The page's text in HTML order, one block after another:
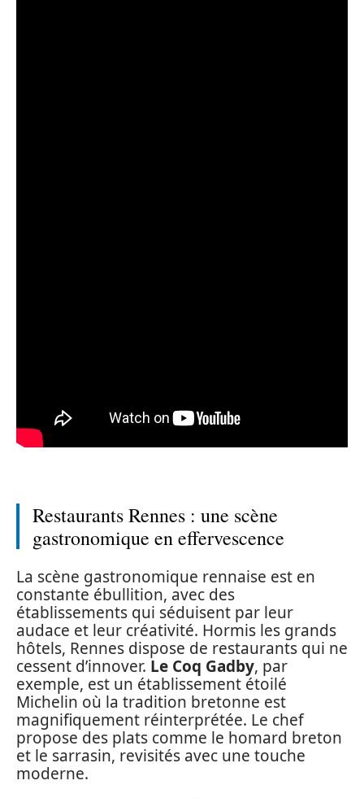
Restaurants Rennes : une scène
gastronomique en effervescence
La scène gastronomique rennaise est en
constante ébullition, avec des
établissements qui séduisent par leur
audace et leur créativité. Hormis les grands
hôtels, Rennes dispose de restaurants qui ne
cessent d’innover. Le Coq Gadby, par
exemple, est un établissement étoilé
Michelin où la tradition bretonne est
magnifiquement réinterprétée. Le chef
propose des plats comme le homard breton
et le sarrasin, revisités avec une touche
moderne.